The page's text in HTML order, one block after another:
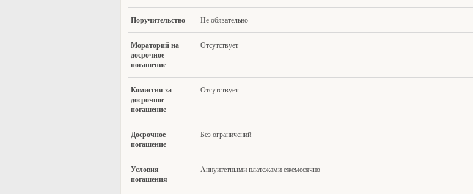
Поручительство Не обязательно
Мораторий на
досрочное
погашение
Отсутствует
Комиссия за
досрочное
погашение
Отсутствует
Досрочное
погашение
Без ограничений
Условия
погашения
Аннуитетными платежами ежемесячно